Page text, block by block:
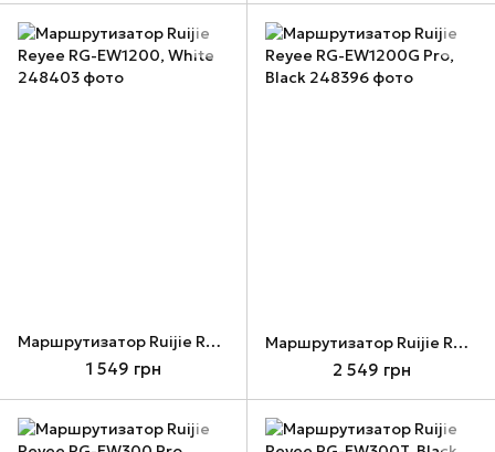
Маршрутизатор Ruijie Reyee RG-EW1200, White
1 549 грн
Маршрутизатор Ruijie Reyee RG-EW1200G Pro, Black
2 549 грн